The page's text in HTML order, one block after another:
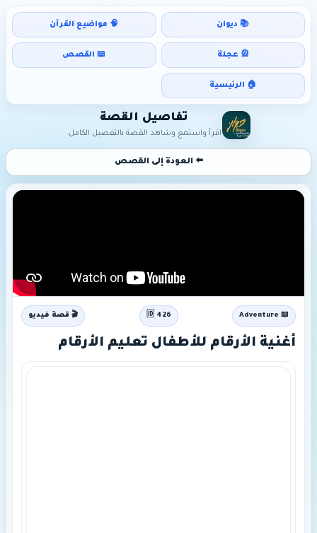
📚 ديوان 🧠 مواضيع القرآن
🎡 عجلة 📖 القصص
🏠 الرئيسية
تفاصيل القصة
اقرأ واستمع وشاهد القصة بالتفصيل الكامل.
⬅️ العودة إلى القصص
📖 Adventure
🆔 426 🎬 قصة فيديو
أغنية الأرقام للأطفال تعليم الأرقام